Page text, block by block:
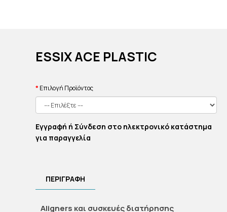
ESSIX ACE PLASTIC
Επιλογή Προϊόντος
Εγγραφή ή Σύνδεση στο ηλεκτρονικό κατάστημα
για παραγγελία
ΠΕΡΙΓΡΑΦΗ
Aligners και συσκευές διατήρησης